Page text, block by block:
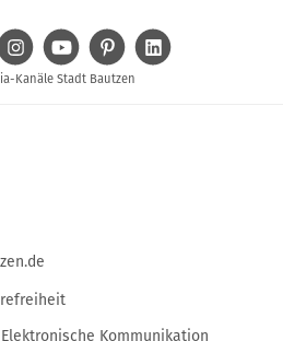
InstagramYoutube Pinterest
Kanäle Stadt Bautzen
Elektronische Kommunikation